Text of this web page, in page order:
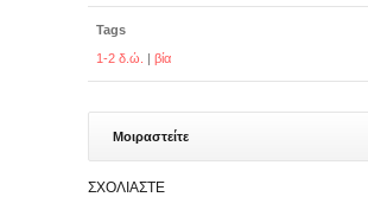
Tags
1-2 δ.ώ.
| βία
Μοιραστείτε
ΣΧΟΛΙΆΣΤΕ